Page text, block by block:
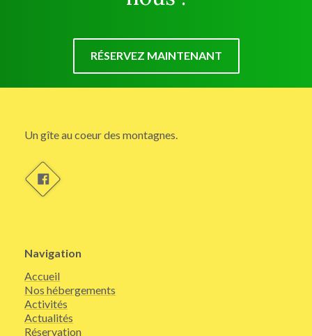
RÉSERVEZ MAINTENANT
Un gîte au coeur des montagnes.
Navigation
Accueil
Nos hébergements
Activités
Actualités
Réservation